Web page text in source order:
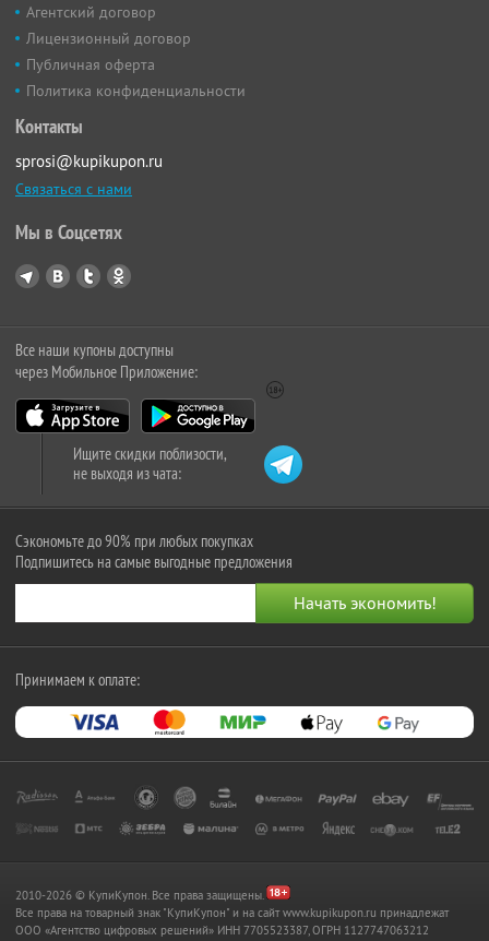
Агентский договор
Лицензионный договор
Публичная оферта
Политика конфиденциальности
Контакты
sprosi@kupikupon.ru
Связаться с нами
Мы в Соцсетях
Все наши купоны доступны
через Мобильное Приложение:
Ищите скидки поблизости,
не выходя из чата:
Сэкономьте до 90% при любых покупках
Подпишитесь на самые выгодные предложения
Принимаем к оплате:
2010-2026 © КупиКупон. Все права защищены.
Все права на товарный знак "КупиКупон" и на сайт www.kupikupon.ru принадлежат
OOO «Агентство цифровых решений» ИНН 7705523387, ОГРН 1127747063212